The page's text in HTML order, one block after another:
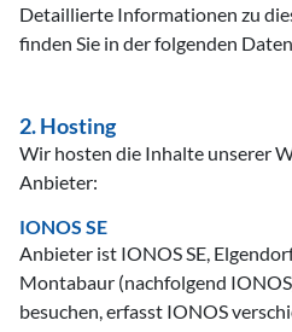
Detaillierte Informationen zu
finden Sie in der folgenden
2. Hosting
Wir hosten die Inhalte unserer
Anbieter:
IONOS SE
Anbieter ist IONOS SE,
Montabaur (nachfolgend
besuchen, erfasst IONOS